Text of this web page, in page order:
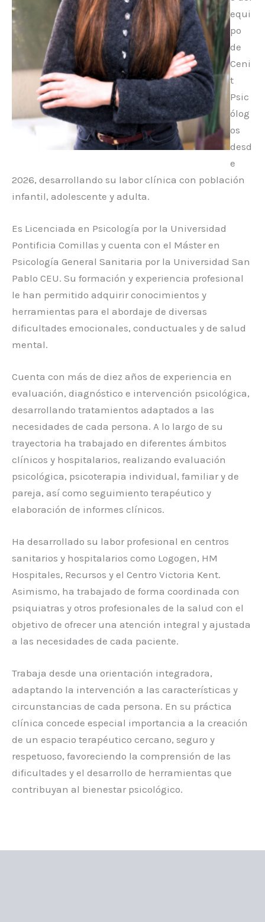
equi
po
de
Ceni
t
Psic
ólog
os
desd
e
2026, desarrollando su labor clínica con población
infantil, adolescente y adulta.
Es Licenciada en Psicología por la Universidad
Pontificia Comillas y cuenta con el Máster en
Psicología General Sanitaria por la Universidad San
Pablo CEU. Su formación y experiencia profesional
le han permitido adquirir conocimientos y
herramientas para el abordaje de diversas
dificultades emocionales, conductuales y de salud
mental.
Cuenta con más de diez años de experiencia en
evaluación, diagnóstico e intervención psicológica,
desarrollando tratamientos adaptados a las
necesidades de cada persona. A lo largo de su
trayectoria ha trabajado en diferentes ámbitos
clínicos y hospitalarios, realizando evaluación
psicológica, psicoterapia individual, familiar y de
pareja, así como seguimiento terapéutico y
elaboración de informes clínicos.
Ha desarrollado su labor profesional en centros
sanitarios y hospitalarios como Logogen, HM
Hospitales, Recursos y el Centro Victoria Kent.
Asimismo, ha trabajado de forma coordinada con
psiquiatras y otros profesionales de la salud con el
objetivo de ofrecer una atención integral y ajustada
a las necesidades de cada paciente.
Trabaja desde una orientación integradora,
adaptando la intervención a las características y
circunstancias de cada persona. En su práctica
clínica concede especial importancia a la creación
de un espacio terapéutico cercano, seguro y
respetuoso, favoreciendo la comprensión de las
dificultades y el desarrollo de herramientas que
contribuyan al bienestar psicológico.